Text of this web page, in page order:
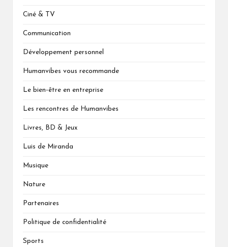
Ciné & TV
Communication
Développement personnel
Humanvibes vous recommande
Le bien-être en entreprise
Les rencontres de Humanvibes
Livres, BD & Jeux
Luis de Miranda
Musique
Nature
Partenaires
Politique de confidentialité
Sports